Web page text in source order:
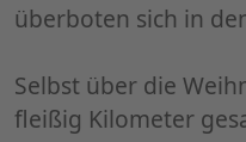
überboten sich in
Selbst über die
fleißig Kilometer